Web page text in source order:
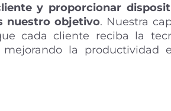
y proporcionar
nuestro objetivo. Nuestra
cada cliente reciba la
la productividad